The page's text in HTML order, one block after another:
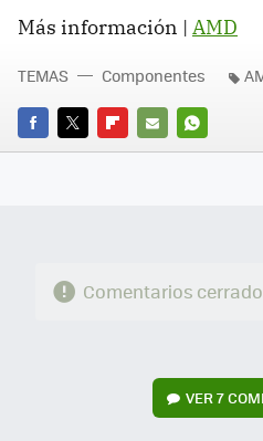
Más información | AMD
FACEBOOK
TWITTERFLIPBOARD
E-
WHATSAPP
TEMAS Componentes
Comentarios
VER7